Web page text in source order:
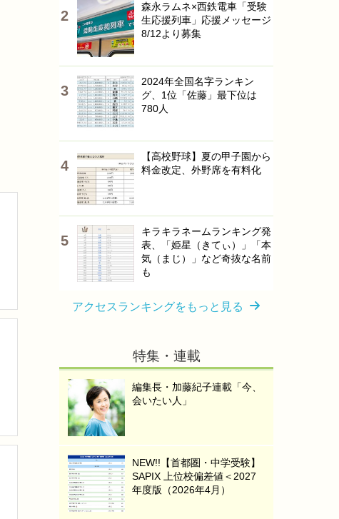
森永ラムネ×西鉄電車「受験
生応援列車」応援メッセージ
8/12より募集
2024年全国名字ランキン
グ、1位「佐藤」最下位は
780人
【高校野球】夏の甲子園から
料金改定、外野席を有料化
キラキラネームランキング発
表、「姫星（きてぃ）」「本
気（まじ）」など奇抜な名前
も
アクセスランキングをもっと見る
特集・連載
編集長・加藤紀子連載「今、
会いたい人」
NEW!!【首都圏・中学受験】
SAPIX 上位校偏差値＜2027
年度版（2026年4月）